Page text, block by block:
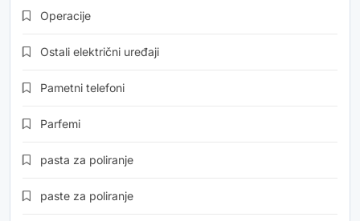
Operacije
Ostali električni uređaji
Pametni telefoni
Parfemi
pasta za poliranje
paste za poliranje